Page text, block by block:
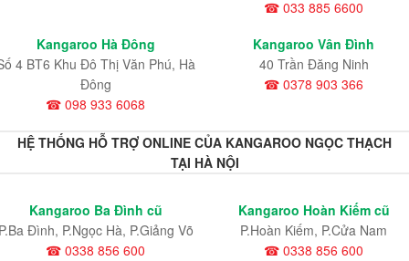
☎ 033 885 6600
Kangaroo Hà Đông
4 BT6 Khu Đô Thị Văn Phú, Hà
Đông
☎ 098 933 6068
Kangaroo Vân Đình
40 Trần Đăng Ninh
☎ 0378 903 366
HỆ THỐNG HỖ TRỢ ONLINE CỦA KANGAROO NGỌC THẠCH
TẠI HÀ NỘI
Kangaroo Ba Đình cũ
Đình, P.Ngọc Hà, P.Giảng Võ
☎ 0338 856 600
Kangaroo Hoàn Kiếm cũ
P.Hoàn Kiếm, P.Cửa Nam
☎ 0338 856 600